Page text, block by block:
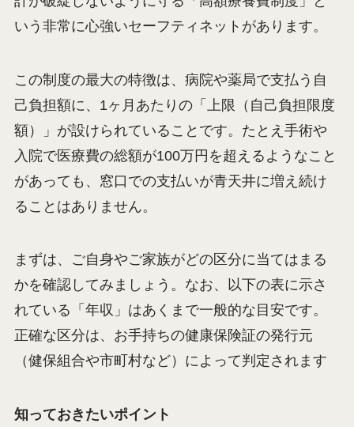
いう非常に心強いセーフティネットがあります。
この制度の最大の特徴は、病院や薬局で支払う自
己負担額に、1ヶ月あたりの「上限（自己負担限度
額）」が設けられていることです。たとえ手術や
入院で医療費の総額が100万円を超えるようなこと
があっても、窓口での支払いが青天井に増え続け
ることはありません。
まずは、ご自身やご家族がどの区分に当てはまる
かを確認してみましょう。なお、以下の表に示さ
れている「年収」はあくまで一般的な目安です。
正確な区分は、お手持ちの健康保険証の発行元
（健保組合や市町村など）によって判定されます
知っておきたいポイント